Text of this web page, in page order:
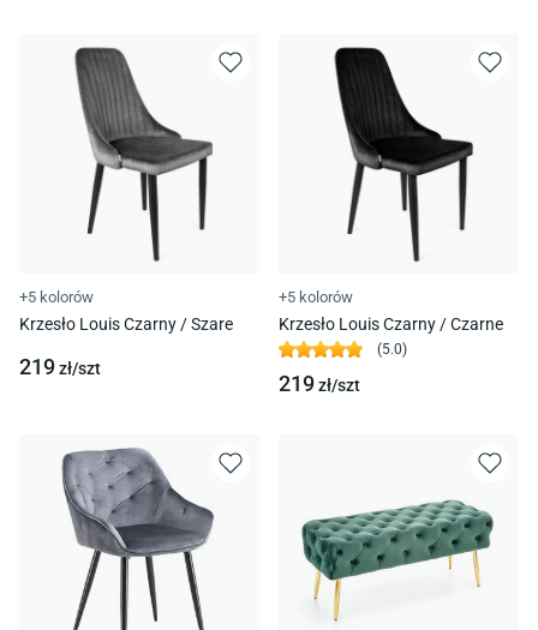
+5 kolorów
Krzesło Louis Czarny / Szare
219zł/szt
+5 kolorów
Krzesło Louis Czarny / Czarne
(5.0)
219zł/szt